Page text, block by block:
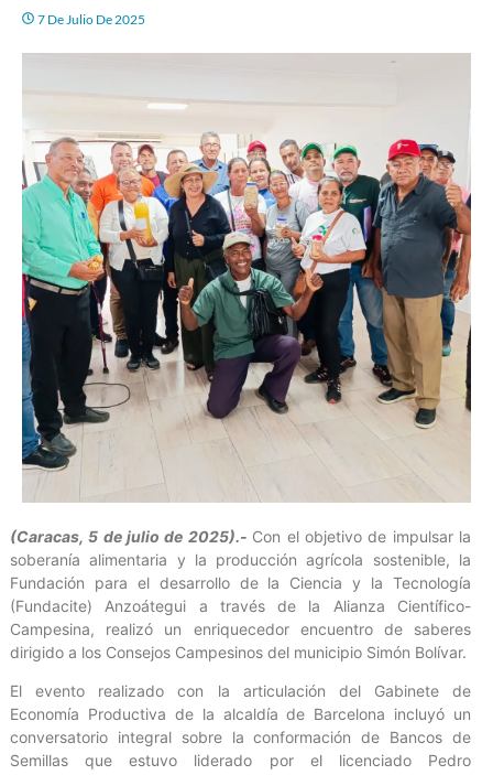
7 De Julio De 2025
(Caracas, 5 de julio de 2025).- Con el objetivo de impulsar la
soberanía alimentaria y la producción agrícola sostenible, la
Fundación para el desarrollo de la Ciencia y la Tecnología
(Fundacite) Anzoátegui a través de la Alianza Científico-
Campesina, realizó un enriquecedor encuentro de saberes
dirigido a los Consejos Campesinos del municipio Simón Bolívar.
El evento realizado con la articulación del Gabinete de
Economía Productiva de la alcaldía de Barcelona incluyó un
conversatorio integral sobre la conformación de Bancos de
Semillas que estuvo liderado por el licenciado Pedro